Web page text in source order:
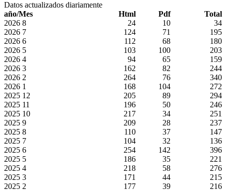
Datos actualizados diariamente
año/Mes
Html Pdf
Total
2026 8 24 10
34
2026 7 124 71
195
2026 6 112 68
180
2026 5 103 100
203
2026 4 94 65
159
2026 3 162 82
244
2026 2 264 76
340
2026 1 168 104
272
2025 12 205 89
294
2025 11 196 50
246
2025 10 217 34
251
2025 9 209 28
237
2025 8 110 37
147
2025 7 104 32
136
2025 6 254 142
396
2025 5 186 35
221
2025 4 218 58
276
2025 3 171 44
215
2025 2 177 39
216